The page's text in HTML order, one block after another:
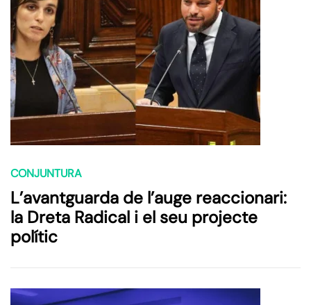
CONJUNTURA
L’avantguarda de l’auge reaccionari:
la Dreta Radical i el seu projecte
polític